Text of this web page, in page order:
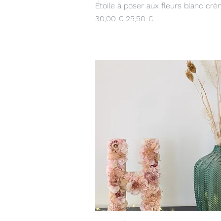
Aperçu rapide
Étoile à poser aux fleurs blanc
Prix original
30,00 € Prix promotionnel
25,50 €